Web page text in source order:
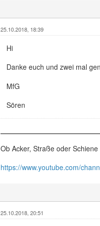
25.10.2018, 18:39
Hi
Danke euch und zwei mal
MfG
Sören
Ob Acker, Straße oder
https://www.youtube.com/
25.10.2018, 20:51